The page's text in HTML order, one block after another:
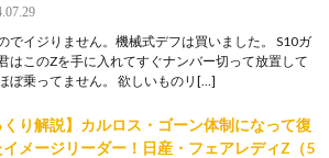
でイジりません。機械式デフは買いました。 S10ガ
はこのZを手に入れてすぐナンバー切って放置して
ぼ乗ってません。 欲しいものリ[…]
くり解説】カルロス・ゴーン体制になって復
メージリーダー！日産・フェアレディZ（5